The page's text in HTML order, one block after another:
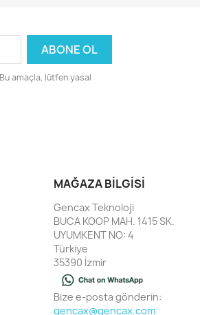
amaçla, lütfen yasal
MAĞAZA BILGISI
Gencax Teknoloji
BUCA KOOP MAH. 1415 SK.
UYUMKENT NO: 4
Türkiye
35390 İzmir
Bize e-posta gönderin:
gencax@gencax.com